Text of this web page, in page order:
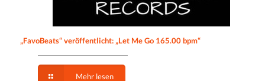
„FavoBeats“ veröffentlicht: „Let Me Go 165.00 bpm“
Mehr lesen